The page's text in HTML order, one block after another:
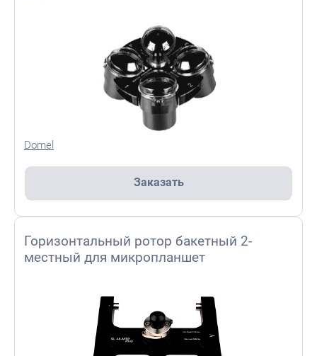
Domel
Заказать
Горизонтальный ротор бакетный 2-
местный для микропланшет